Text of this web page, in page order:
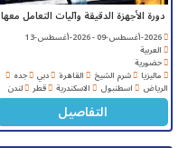
دورة الأجهزة الدقيقة وآليات التعامل معها
2026-أغسطس-09 - 2026-أغسطس-13
العربية
حضورية
ماليزيا شرم الشيخ القاهرة دبي جده
الرياض اسطنبول الاسكندرية قطر لندن
التفاصيل